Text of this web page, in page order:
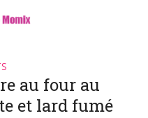
au four au
et lard fumé